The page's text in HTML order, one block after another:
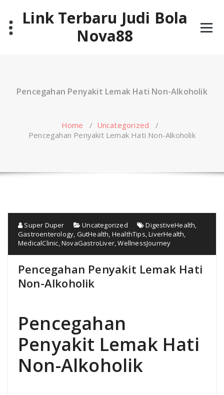
contentLink Terbaru Judi Bola
Nova88
Pencegahan Penyakit Lemak Hati Non-Alkoholik
Home / Uncategorized /
Pencegahan Penyakit Lemak Hati Non-Alkoholik
Super Duper Uncategorized DigestiveHealth
Gastroenterology GutHealth HealthTips ,LiverHealth
MedicalClinic ,NovaGastroLiver ,WellnessJourney
Pencegahan Penyakit Lemak Hati
Non-Alkoholik
Pencegahan
Penyakit Lemak Hati
Non-Alkoholik